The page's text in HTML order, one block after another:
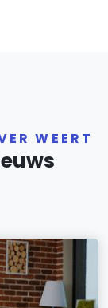
WEERT